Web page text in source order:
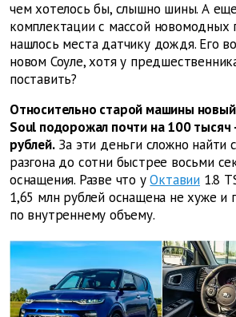
чем хотелось бы, слышно шины. А
комплектации с массой новомодных
нашлось места датчику дождя. Его
новом Соуле, хотя у
поставить?
Относительно старой машины
Soul подорожал почти на 100
рублей.За эти деньги сложно найти
разгона до сотни быстрее восьми
оснащения. Разве что у Октавии 1.8
1,65 млн рублей оснащена не хуже и
по внутреннему объему.